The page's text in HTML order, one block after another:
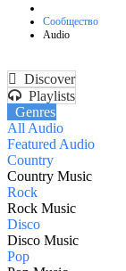
Сообщество
Audio
Discover
Playlists
Genres
All Audio
Featured Audio
Country
Country Music
Rock
Rock Music
Disco
Disco Music
Pop